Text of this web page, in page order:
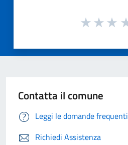
Contatta il comune
Leggi le domande frequenti
Richiedi Assistenza